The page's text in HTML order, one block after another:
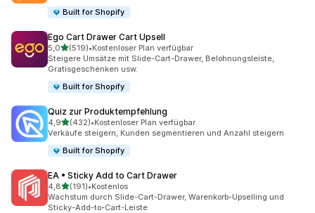
Built for Shopify
Ego Cart Drawer Cart Upsell
5,0von 5 Sternen
(519)
519 Rezensionen insgesamt
•Kostenloser Plan verfügbar
Steigere Umsätze mit Slide-Cart-Drawer, Belohnungsleiste,
Gratisgeschenken usw.
Built for Shopify
Quiz zur Produktempfehlung
4,9von 5 Sternen
(432)
432 Rezensionen insgesamt
•Kostenloser Plan verfügbar
Verkäufe steigern, Kunden segmentieren und Anzahl steigern
Built for Shopify
EA • Sticky Add to Cart Drawer
4,8von 5 Sternen
(191)
191 Rezensionen insgesamt
•Kostenlos
Wachstum durch Slide-Cart-Drawer, Warenkorb-Upselling und
Sticky-Add-to-Cart-Leiste